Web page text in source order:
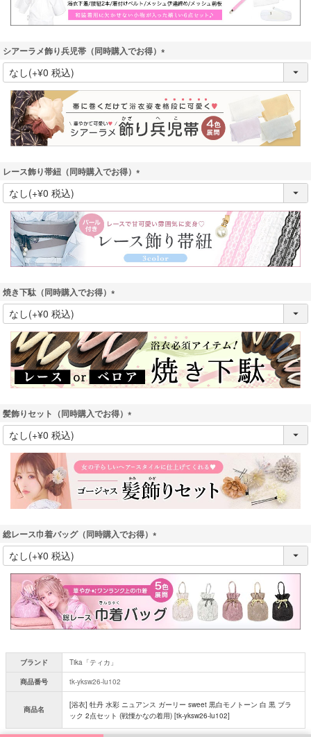
シアーラメ飾り兵児帯（同時購入でお得）
(
必
須
)
レース飾り帯紐（同時購入でお得）
(
必
須
)
焼き下駄（同時購入でお得）
(
必
須
)
髪飾りセット（同時購入でお得）
(
必
)
総レース巾着バッグ（同時購入でお得）
(
必
須
)
ブランド
Tika「ティカ」
商品番号
tk-yksw26-lu102
商品名
[浴衣] 牡丹 水彩 ニュアンス ガーリー sweet 黒白モノトーン 白 黒 ブラ
ック 2点セット (戦慄かなの着用) [tk-yksw26-lu102]